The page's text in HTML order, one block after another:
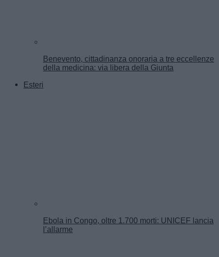
Benevento, cittadinanza onoraria a tre eccellenze
della medicina: via libera della Giunta
Esteri
Ebola in Congo, oltre 1.700 morti: UNICEF lancia
l’allarme